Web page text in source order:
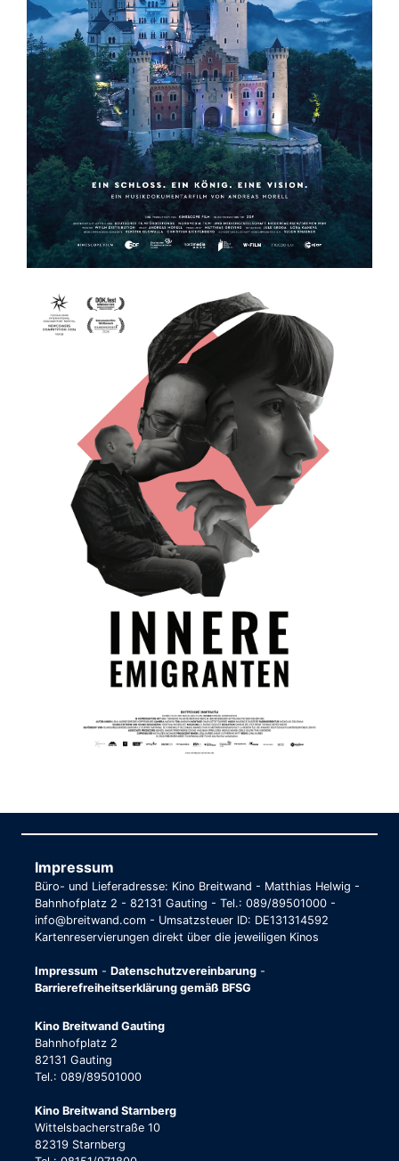
Impressum
Büro- und Lieferadresse: Kino Breitwand - Matthias Helwig -
Bahnhofplatz 2 - 82131 Gauting - Tel.: 089/89501000 -
info@breitwand.com - Umsatzsteuer ID: DE131314592
Kartenreservierungen direkt über die jeweiligen Kinos
Impressum - Datenschutzvereinbarung -
Barrierefreiheitserklärung gemäß BFSG
Kino Breitwand Gauting
Bahnhofplatz 2
82131 Gauting
Tel.: 089/89501000
Kino Breitwand Starnberg
Wittelsbacherstraße 10
82319 Starnberg